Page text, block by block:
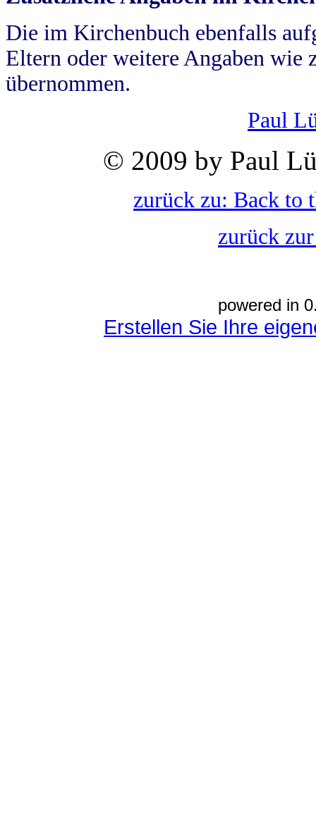
Die im Kirchenbuch ebenfalls
Eltern oder weitere Angaben wie
übernommen.
Paul
© 2009 by Paul
zurück zu: Back to
zurück
powered in
Erstellen Sie Ihre